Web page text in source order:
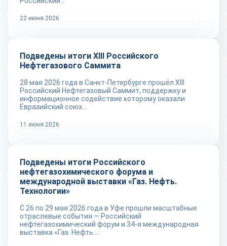
22 июня 2026
Новости
Подведены итоги XIII Российского
Нефтегазового Саммита
28 мая 2026 года в Санкт-Петербурге прошёл XIII
Российский Нефтегазовый Саммит, поддержку и
информационное содействие которому оказали
Евразийский союз...
11 июня 2026
Новости
Подведены итоги Российского
нефтегазохимического форума и
международной выставки «Газ. Нефть.
Технологии»
С 26 по 29 мая 2026 года в Уфе прошли масштабные
отраслевые события — Российский
нефтегазохимический форум и 34-я международная
выставка «Газ. Нефть....